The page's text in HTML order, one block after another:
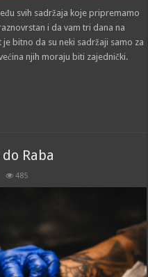
svih sadržaja koje pripremamo
i da vam tri dana na
bitno da su neki sadržaji samo za
njih moraju biti zajednički.
Raba
485